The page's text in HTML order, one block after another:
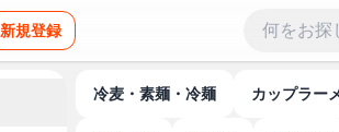
新規登録
冷麦・素麺・冷麺 カップラー